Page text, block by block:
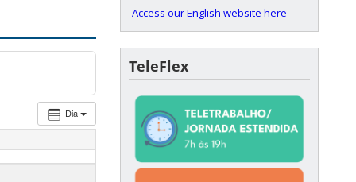
Dia
Access our English website here
TeleFlex